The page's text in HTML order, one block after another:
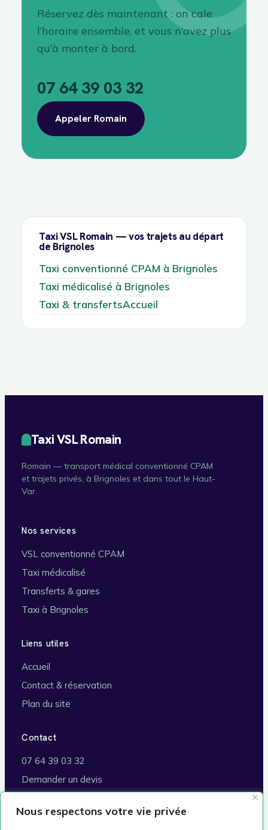
Nous respectons votre vie privée
Réservez dès maintenant : on cale
l’horaire ensemble, et vous n’avez plus
qu’à monter à bord.
07 64 39 03 32
Appeler Romain
Taxi VSL Romain — vos trajets au départ
de Brignoles
Taxi conventionné CPAM à Brignoles
Taxi médicalisé à Brignoles
Taxi & transfertsAccueil
Taxi VSL Romain
Romain — transport médical conventionné CPAM
et trajets privés, à Brignoles et dans tout le Haut-
Var.
Nos services
VSL conventionné CPAM
Taxi médicalisé
Transferts & gares
Taxi à Brignoles
Liens utiles
Accueil
Contact & réservation
Plan du site
Contact
07 64 39 03 32
Demander un devis
Commune de rattachement :